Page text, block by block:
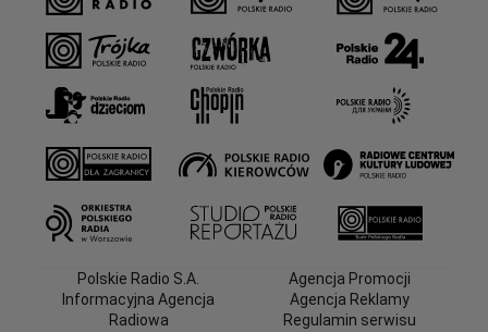
Polskie Radio S.A.
Informacyjna Agencja
Radiowa
Agencja Promocji
Agencja Reklamy
Regulamin serwisu